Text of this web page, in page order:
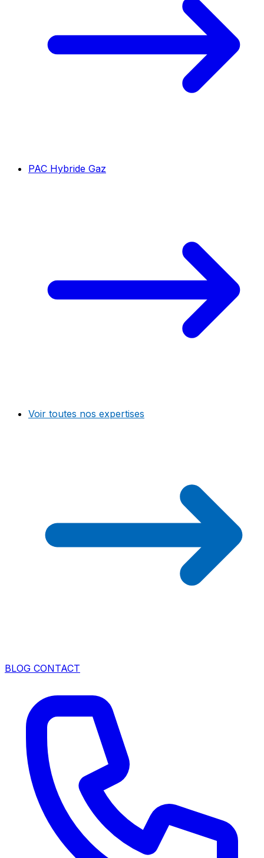
PAC Hybride Gaz
Voir toutes nos expertises
BLOG CONTACT